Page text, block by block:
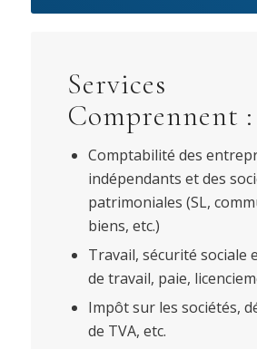
Services
Comprennent :
Comptabilité des
indépendants et des
patrimoniales (SL,
biens, etc.)
Travail, sécurité sociale
de travail, paie,
Impôt sur les sociétés,
de TVA, etc.